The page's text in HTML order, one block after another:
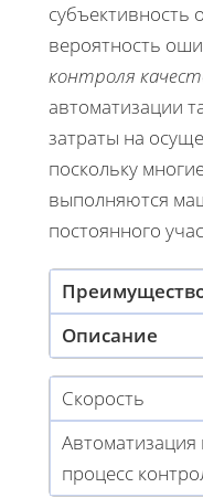
вероятность
контроля
автоматизации
затраты на
поскольку
выполняются
постоянного
Описание
Скорость
Автоматизация
процесс